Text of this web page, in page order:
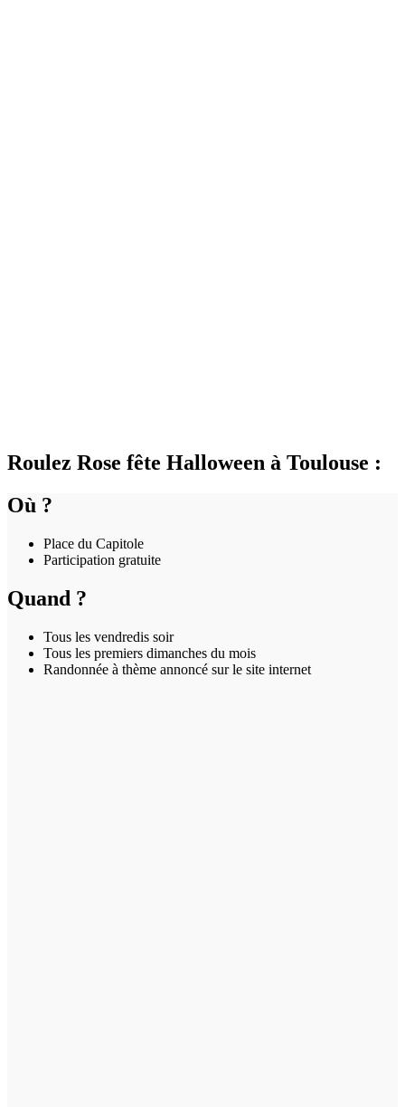
Roulez Rose fête Halloween à Toulouse :
Où ?
Place du Capitole
Participation gratuite
Quand ?
Tous les vendredis soir
Tous les premiers dimanches du mois
Randonnée à thème annoncé sur le site internet